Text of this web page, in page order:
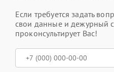
Если требуется задать
свои данные и дежурный
проконсультирует Вас!